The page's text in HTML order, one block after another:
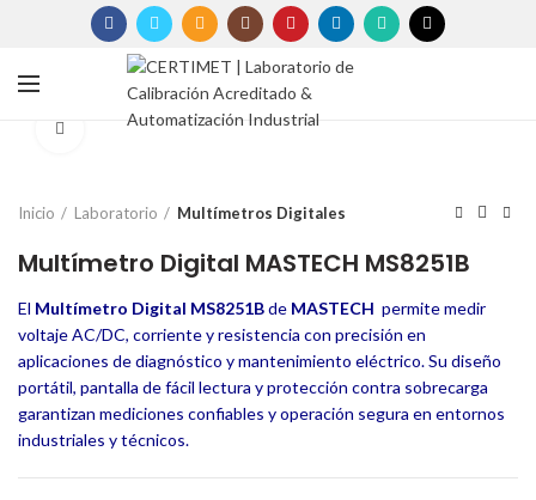
Click to enlarge
Inicio Laboratorio Multímetros Digitales
Multímetro Digital MASTECH MS8251B
El Multímetro Digital MS8251Bde MASTECH permite medir
voltaje AC/DC, corriente y resistencia con precisión en
aplicaciones de diagnóstico y mantenimiento eléctrico. Su diseño
portátil, pantalla de fácil lectura y protección contra sobrecarga
garantizan mediciones confiables y operación segura en entornos
industriales y técnicos.